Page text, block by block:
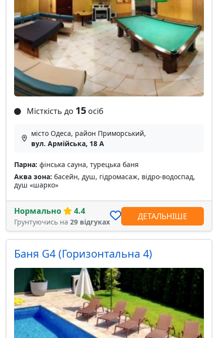
Місткість до 15 осіб
місто Одеса, район Приморський,
вул. Армійська, 18 А
Парна: фінська сауна, турецька баня
Аква зона: басейн, душ, гідромасаж, відро-водоспад,
душ «шарко»
Нормально 4.4
Грунтуючись на 29 відгуках
ДЕТАЛЬНІШЕ
Баня G4 (Горизонтальна 4)